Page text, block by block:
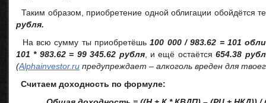
Таким образом, приобретение одной облигации обойдётся
рубля.
На всю сумму ты приобретёшь100 000 / 983.62 = 101
101 * 983.62 = 99 345.62 рубля, и ещё остаётся654.38
(Alphainvestor.ru предупреждает – алкоголь вреден для
Считаем доходность по формуле: